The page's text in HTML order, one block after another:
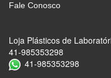
Fale Conosco
Loja Plásticos de
41-985353298
41-985353298